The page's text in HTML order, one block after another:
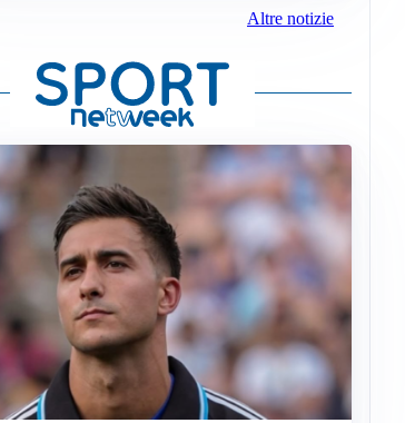
Altre notizie